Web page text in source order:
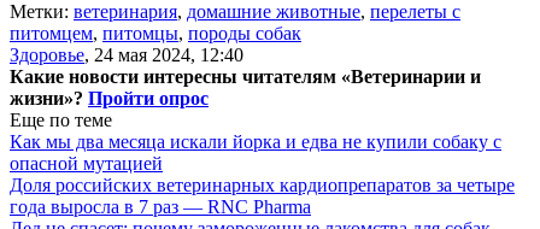
Метки: ветеринария, домашние животные, перелеты с
питомцем, питомцы, породы собак
Здоровье, 24 мая 2024, 12:40
Какие новости интересны читателям «Ветеринарии и
жизни»? Пройти опрос
Еще по теме
Как мы два месяца искали йорка и едва не купили собаку с
опасной мутацией
Доля российских ветеринарных кардиопрепаратов за четыре
года выросла в 7 раз — RNC Pharma